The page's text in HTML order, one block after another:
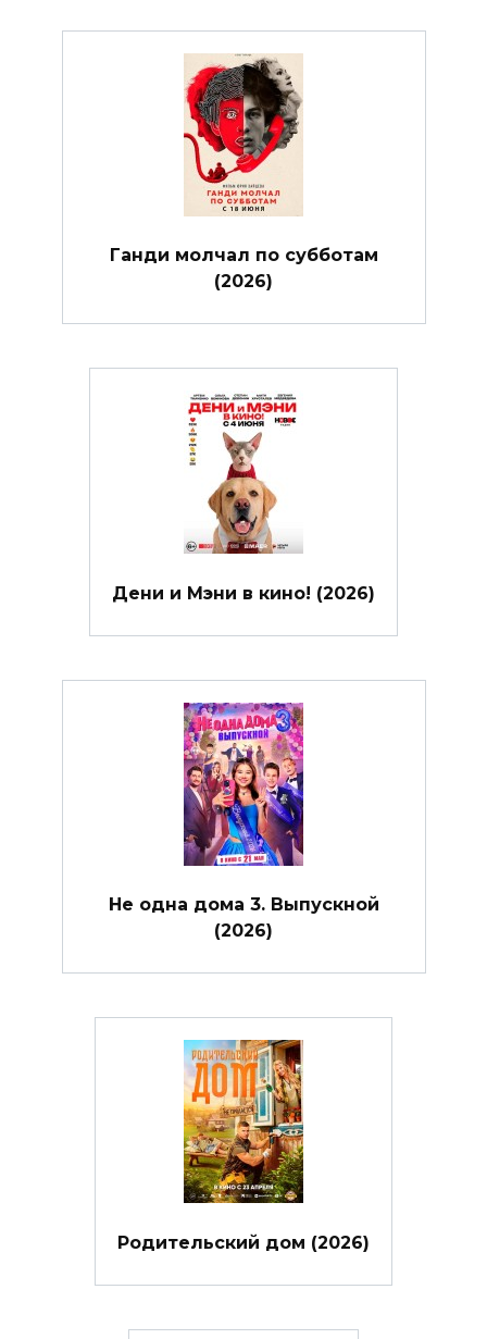
Ганди молчал по субботам
(2026)
Дени и Мэни в кино! (2026)
Не одна дома 3. Выпускной
(2026)
Родительский дом (2026)